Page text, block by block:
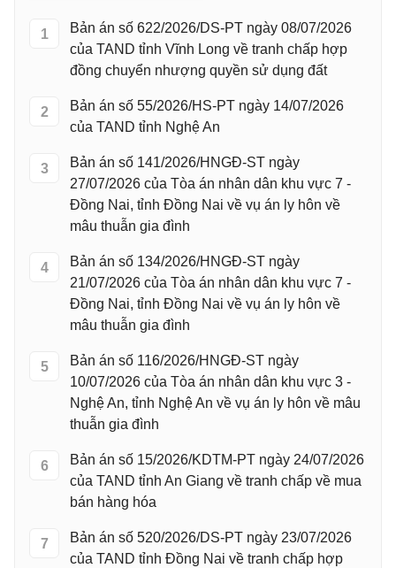
1
Bản án số 622/2026/DS-PT ngày 08/07/2026
của TAND tỉnh Vĩnh Long về tranh chấp hợp
đồng chuyển nhượng quyền sử dụng đất
2
Bản án số 55/2026/HS-PT ngày 14/07/2026
của TAND tỉnh Nghệ An
3
Bản án số 141/2026/HNGĐ-ST ngày
27/07/2026 của Tòa án nhân dân khu vực 7 -
Đồng Nai, tỉnh Đồng Nai về vụ án ly hôn về
mâu thuẫn gia đình
4
Bản án số 134/2026/HNGĐ-ST ngày
21/07/2026 của Tòa án nhân dân khu vực 7 -
Đồng Nai, tỉnh Đồng Nai về vụ án ly hôn về
mâu thuẫn gia đình
5
Bản án số 116/2026/HNGĐ-ST ngày
10/07/2026 của Tòa án nhân dân khu vực 3 -
Nghệ An, tỉnh Nghệ An về vụ án ly hôn về mâu
thuẫn gia đình
6
Bản án số 15/2026/KDTM-PT ngày 24/07/2026
của TAND tỉnh An Giang về tranh chấp về mua
bán hàng hóa
7
Bản án số 520/2026/DS-PT ngày 23/07/2026
của TAND tỉnh Đồng Nai về tranh chấp hợp